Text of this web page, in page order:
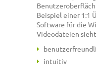
Beispiel einer 1:1
Software für die
Videodateien
intuitiv